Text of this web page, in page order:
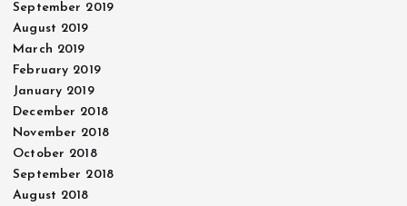
September 2019
August 2019
March 2019
February 2019
January 2019
December 2018
November 2018
October 2018
September 2018
August 2018